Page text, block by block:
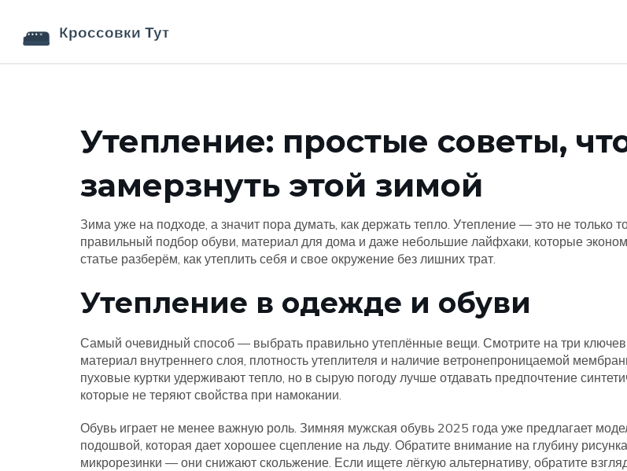
Утепление: простые советы,
замерзнуть этой зимой
Зима уже на подходе, а значит пора думать, как держать тепло. Утепление — это не только
правильный подбор обуви, материал для дома и даже небольшие лайфхаки, которые
статье разберём, как утеплить себя и свое окружение без лишних трат.
Утепление в одежде и обуви
Самый очевидный способ — выбрать правильно утеплённые вещи. Смотрите на три
материал внутреннего слоя, плотность утеплителя и наличие ветронепроницаемой
пуховые куртки удерживают тепло, но в сырую погоду лучше отдавать предпочтение
которые не теряют свойства при намокании.
Обувь играет не менее важную роль. Зимняя мужская обувь 2025 года уже предлагает
подошвой, которая дает хорошее сцепление на льду. Обратите внимание на глубину
микрорезинки — они снижают скольжение. Если ищете лёгкую альтернативу, обратите